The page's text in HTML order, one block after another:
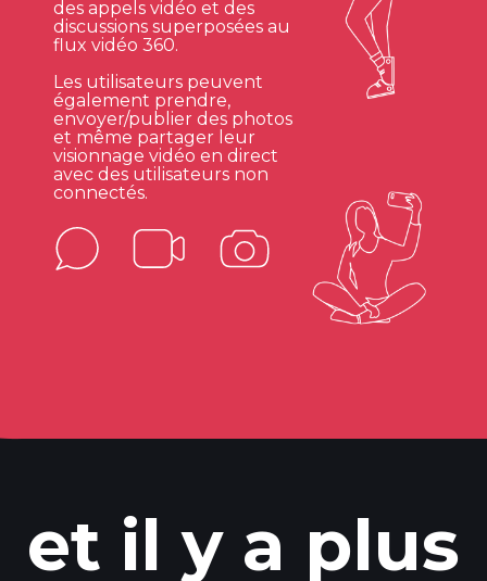
des appels vidéo et des
discussions superposées au
flux vidéo 360.
Les utilisateurs peuvent
également prendre,
envoyer/publier des photos
et même partager leur
visionnage vidéo en direct
avec des utilisateurs non
connectés.
et il y a plus